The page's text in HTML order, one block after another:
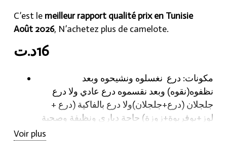
C’est le meilleur rapport qualité prix en Tunisie
Août 2026, N’achetez plus de camelote.
16د.ت
مكونات: درع نغسلوه ونشيحوه وبعد
نظفوه(نقوه) وبعد نقسموه درع عادي ولا درع
جلجلان (درع+جلجلان)ولا درع بالفاكية (درع +
لوز+بوفريوة+زوزة) حاجة دياري ونظيفة وصحية
Voir plus